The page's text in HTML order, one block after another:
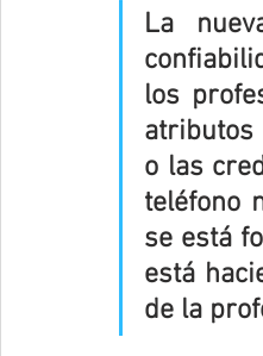
La
los
atributos
o las
teléfono
se está
está
de la